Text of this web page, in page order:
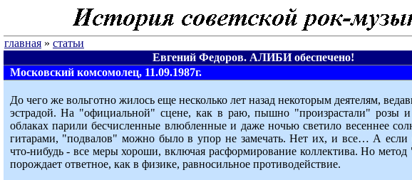
главная » статьи
Евгений Федоров. АЛИБИ обеспечено!
Московский комсомолец, 11.09.1987г.
До чего же вольготно жилось еще несколько лет назад некоторым деятелям,
эстрадой. На "официальной" сцене, как в раю, пышно "произрастали" розы
облаках парили бесчисленные влюбленные и даже ночью светило весеннее
гитарами, "подвалов" можно было в упор не замечать. Нет их, и все… А если
что-нибудь - все меры хороши, включая расформирование коллектива. Но метод
порождает ответное, как в физике, равносильное противодействие.